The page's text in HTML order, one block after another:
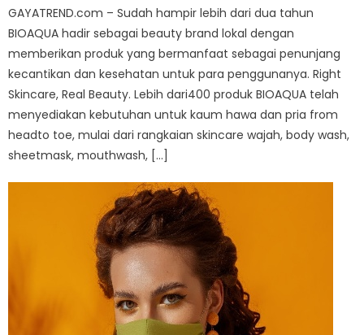
GAYATREND.com – Sudah hampir lebih dari dua tahun
BIOAQUA hadir sebagai beauty brand lokal dengan
memberikan produk yang bermanfaat sebagai penunjang
kecantikan dan kesehatan untuk para penggunanya. Right
Skincare, Real Beauty. Lebih dari400 produk BIOAQUA telah
menyediakan kebutuhan untuk kaum hawa dan pria from
headto toe, mulai dari rangkaian skincare wajah, body wash,
sheetmask, mouthwash, […]